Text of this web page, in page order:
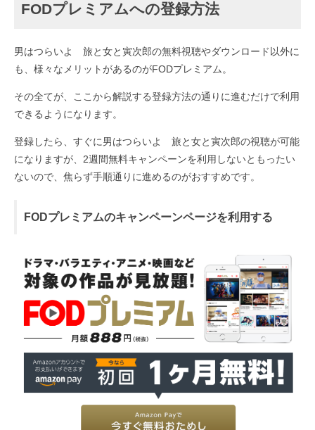
FODプレミアムへの登録方法
男はつらいよ 旅と女と寅次郎の無料視聴やダウンロード以外に
も、様々なメリットがあるのがFODプレミアム。
その全てが、ここから解説する登録方法の通りに進むだけで利用
できるようになります。
登録したら、すぐに男はつらいよ 旅と女と寅次郎の視聴が可能
になりますが、2週間無料キャンペーンを利用しないともったい
ないので、焦らず手順通りに進めるのがおすすめです。
FODプレミアムのキャンペーンページを利用する